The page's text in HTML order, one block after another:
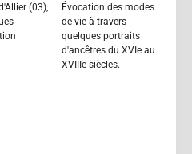
(03),
Évocation des modes
de vie à travers
quelques portraits
d'ancêtres du XVIe au
XVIIIe siècles.